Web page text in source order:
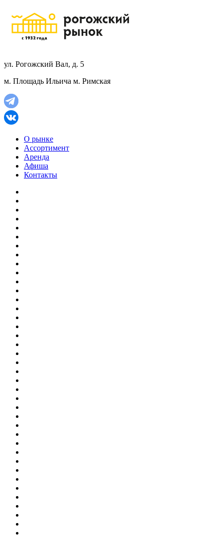
ул. Рогожский Вал, д. 5
м. Площадь Ильича м. Римская
О рынке
Ассортимент
Аренда
Афиша
Контакты